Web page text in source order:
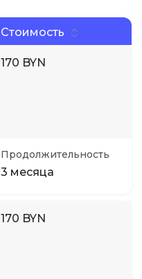
Стоимость
170 BYN
Продолжительность
3 месяца
170 BYN